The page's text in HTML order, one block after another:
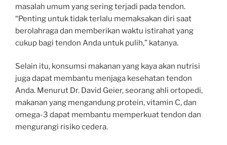
masalah umum yang sering terjadi pada tendon.
“Penting untuk tidak terlalu memaksakan diri saat
berolahraga dan memberikan waktu istirahat yang
cukup bagi tendon Anda untuk pulih,” katanya.
Selain itu, konsumsi makanan yang kaya akan nutrisi
juga dapat membantu menjaga kesehatan tendon
Anda. Menurut Dr. David Geier, seorang ahli ortopedi,
makanan yang mengandung protein, vitamin C, dan
omega-3 dapat membantu memperkuat tendon dan
mengurangi risiko cedera.